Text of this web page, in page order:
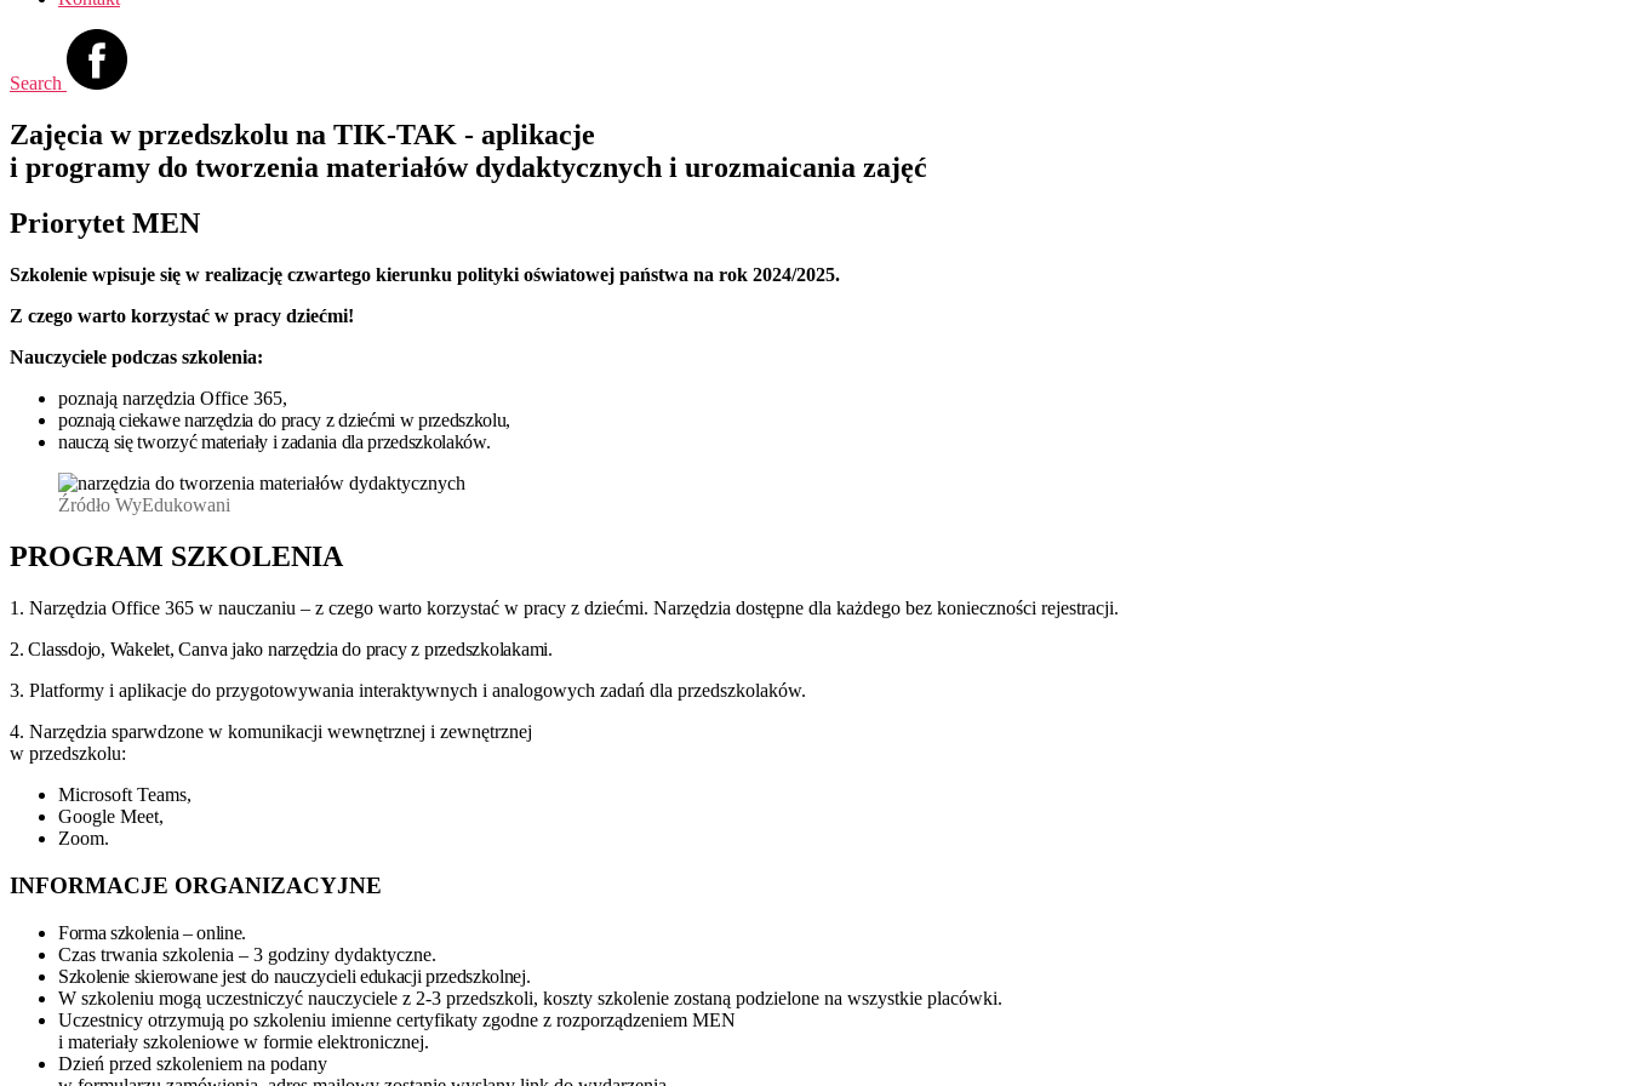
Search
Zajęcia w przedszkolu na TIK-TAK - aplikacje
i programy do tworzenia materiałów dydaktycznych i urozmaicania zajęć
Priorytet MEN
Szkolenie wpisuje się w realizację czwartego kierunku polityki oświatowej państwa na rok 2024/2025.
Z czego warto korzystać w pracy dziećmi!
Nauczyciele podczas szkolenia:
poznają narzędzia Office 365,
poznają ciekawe narzędzia do pracy z dziećmi w przedszkolu,
nauczą się tworzyć materiały i zadania dla przedszkolaków.
Źródło WyEdukowani
PROGRAM SZKOLENIA
1. Narzędzia Office 365 w nauczaniu – z czego warto korzystać w pracy z dziećmi. Narzędzia dostępne dla każdego bez konieczności rejestracji.
2. Classdojo, Wakelet, Canva jako narzędzia do pracyz przedszkolakami.
3. Platformy i aplikacje do przygotowywania interaktywnych i analogowych zadań dla przedszkolaków.
4. Narzędzia sparwdzone w komunikacji wewnętrznej i zewnętrznej
w przedszkolu:
Microsoft Teams,
Google Meet,
Zoom.
INFORMACJE ORGANIZACYJNE
Forma szkolenia – online.
Czas trwania szkolenia – 3 godziny dydaktyczne.
Szkolenie skierowane jest do nauczycieli edukacji przedszkolnej.
W szkoleniu mogą uczestniczyć nauczyciele z 2-3 przedszkoli, koszty szkolenie zostaną podzielone na wszystkie placówki.
Uczestnicy otrzymują po szkoleniu imienne certyfikaty zgodne z rozporządzeniem MEN
i materiały szkoleniowe w formie elektronicznej.
Dzień przed szkoleniem na podany